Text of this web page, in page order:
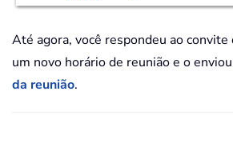
Até agora, você respondeu ao
um novo horário de reunião e o
da reunião.